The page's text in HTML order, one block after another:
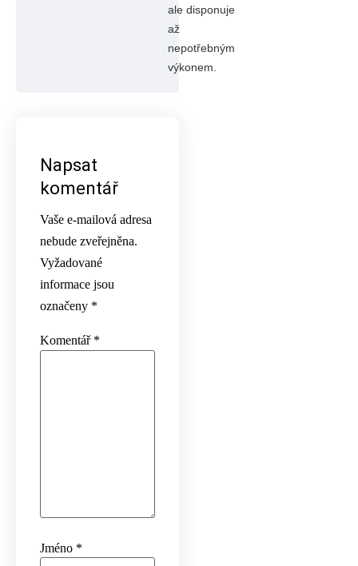
ale disponuje
až
nepotřebným
výkonem.
Napsat
komentář
Vaše e-mailová adresa
nebude zveřejněna.
Vyžadované
informace jsou
označeny *
Komentář *
Jméno *